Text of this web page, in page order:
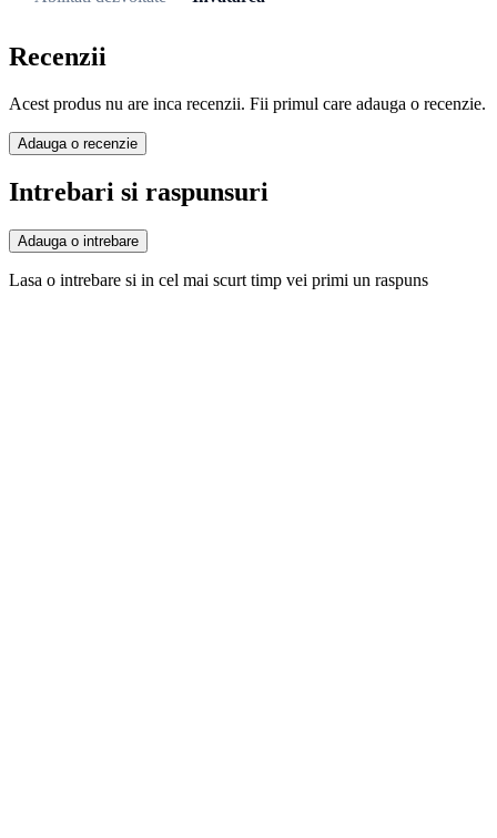
Recenzii
Acest produs nu are inca recenzii. Fii primul care adauga o recenzie.
Adauga o recenzie
Intrebari si raspunsuri
Adauga o intrebare
Lasa o intrebare si in cel mai scurt timp vei primi un raspuns